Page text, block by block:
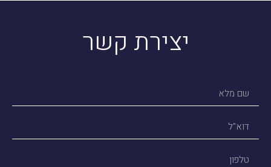
יצירת קשר